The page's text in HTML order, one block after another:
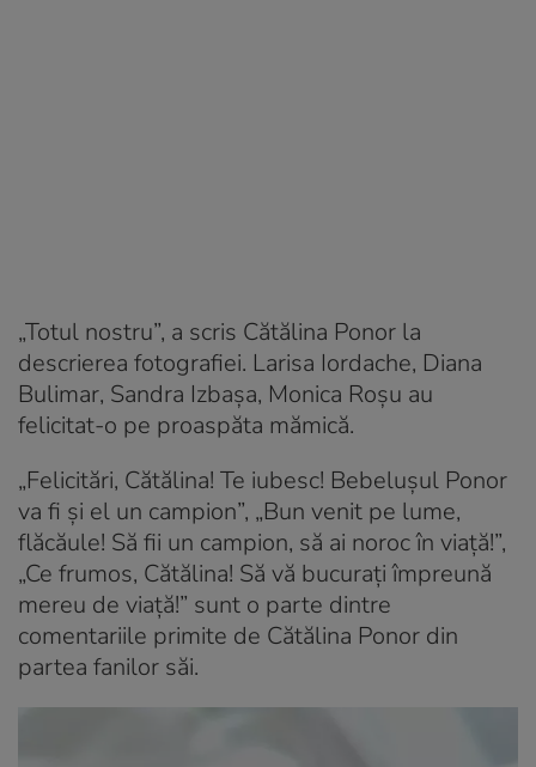
„Totul nostru”, a scris Cătălina Ponor la
descrierea fotografiei. Larisa Iordache, Diana
Bulimar, Sandra Izbașa, Monica Roșu au
felicitat-o pe proaspăta mămică.
„Felicitări, Cătălina! Te iubesc! Bebelușul Ponor
va fi și el un campion”, „Bun venit pe lume,
flăcăule! Să fii un campion, să ai noroc în viață!”,
„Ce frumos, Cătălina! Să vă bucurați împreună
mereu de viață!” sunt o parte dintre
comentariile primite de Cătălina Ponor din
partea fanilor săi.